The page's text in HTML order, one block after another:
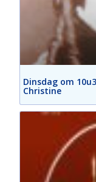
Dinsdag om
Christine